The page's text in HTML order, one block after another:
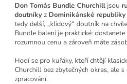
Don Tomás Bundle Churchill jsou
doutníky z Dominikánské republiky
tedy delší, „klidový“ doutník na
Bundle balení je praktické:
rozumnou cenu a zároveň máte
Hodí se pro kuřáky, kteří chtějí
Churchill bez zbytečných okras, ale
zpracování.